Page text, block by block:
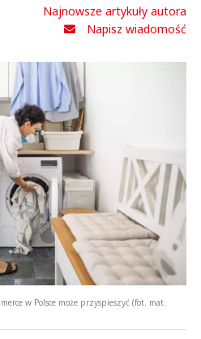
Najnowsze artykuły autora
Napisz wiadomość
w Polsce może przyspieszyć (fot. mat.